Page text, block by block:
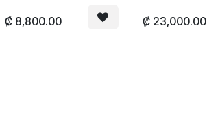
₡ 8,800.00 ₡ 23,000.00